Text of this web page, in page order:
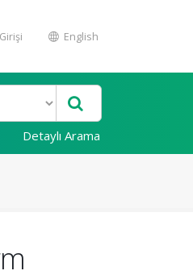
English
Detaylı Arama